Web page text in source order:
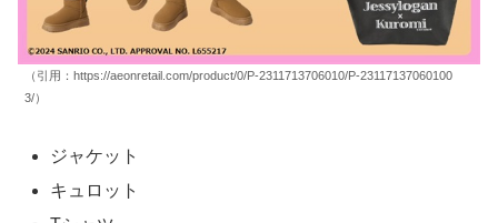
（引用：https://aeonretail.com/product/0/P-2311713706010/P-23117137060100
3/）
ジャケット
キュロット